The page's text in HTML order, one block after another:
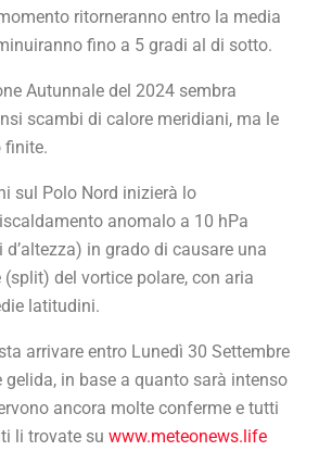
ritorneranno entro la media
fino a 5 gradi al di sotto.
Autunnale del 2024 sembra
scambi di calore meridiani, ma le
finite.
sul Polo Nord inizierà lo
anomalo a 10 hPa
in grado di causare una
del vortice polare, con aria
latitudini.
arrivare entro Lunedì 30 Settembre
gelida, in base a quanto sarà intenso
ancora molte conferme e tutti
li trovate su www.meteonews.life